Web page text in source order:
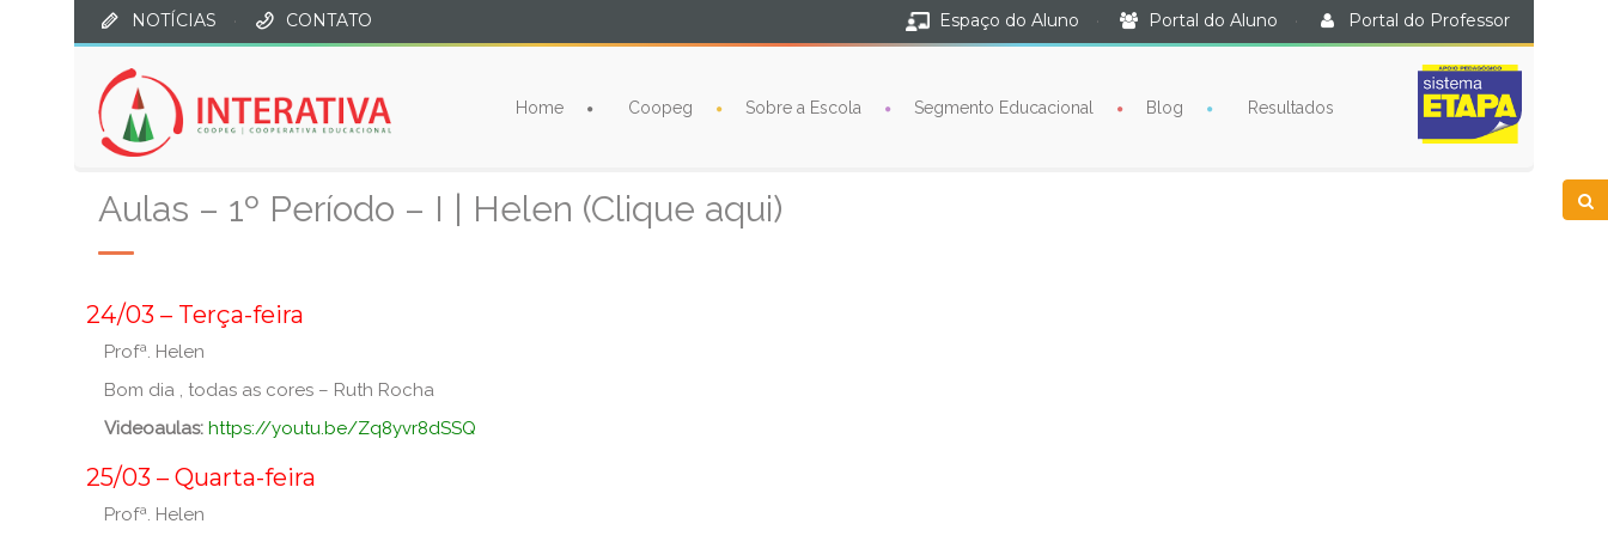
NOTÍCIAS · CONTATO Espaço do Aluno · Portal do Aluno · Portal do Professor
Home Coopeg Sobre a Escola Segmento Educacional Blog Resultados
Aulas – 1º Período – I | Helen (Clique aqui)
24/03 – Terça-feira
Profª. Helen
Bom dia , todas as cores – Ruth Rocha
Videoaulas: https://youtu.be/Zq8yvr8dSSQ
25/03 – Quarta-feira
Profª. Helen